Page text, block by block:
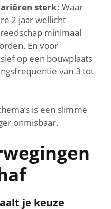
sterk: Waar
2 jaar wellicht
minimaal
En voor
op een bouwplaats
van 3 tot
is een slimme
onmisbaar.
je keuze